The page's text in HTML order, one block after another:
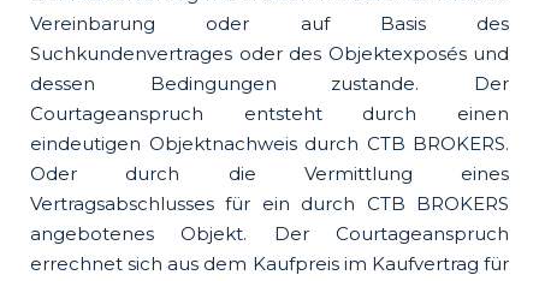
Vereinbarung oder auf Basis des
Suchkundenvertrages oder des Objektexposés und
dessen Bedingungen zustande. Der
Courtageanspruch entsteht durch einen
eindeutigen Objektnachweis durch CTB BROKERS.
Oder durch die Vermittlung eines
Vertragsabschlusses für ein durch CTB BROKERS
angebotenes Objekt. Der Courtageanspruch
errechnet sich aus dem Kaufpreis im Kaufvertrag für